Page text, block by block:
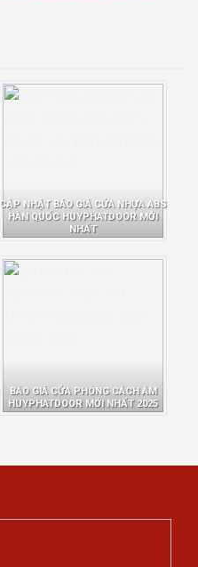
CẬP NHẬT BÁO GIÁ CỬA NHỰA ABS
HÀN QUỐC HUYPHATDOOR MỚI
NHẤT
BÁO GIÁ CỬA PHÒNG CÁCH ÂM
HUYPHATDOOR MỚI NHẤT 2025